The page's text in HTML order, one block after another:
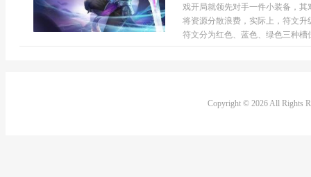
戏开局就领先对手一件小装备，
将资源分散浪费，实际上，符文
符文分为红色、蓝色、绿色三种
Copyright © 2026 All Rights